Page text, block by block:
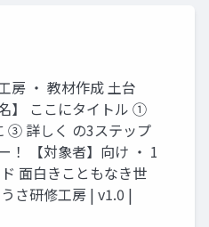
房 ・ 教材作成 土台
】 ここにタイトル ①
③ 詳しく の3ステップ
！ 【対象者】向け ・ 1
面白きこともなき世
さ研修工房 | v1.0 |